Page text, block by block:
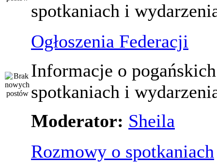
spotkaniach i
Ogłoszenia Federacji
Informacje o pogańskich
spotkaniach i
Moderator: Sheila
Rozmowy o spotkaniach